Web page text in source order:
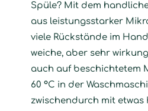
Spüle? Mit dem
aus leistungsstarker
viele Rückstände im
weiche, aber sehr
auch auf beschichtetem
60 °C in der
zwischendurch mit etwas